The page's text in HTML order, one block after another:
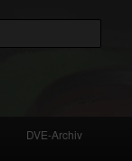
DVE-Archiv